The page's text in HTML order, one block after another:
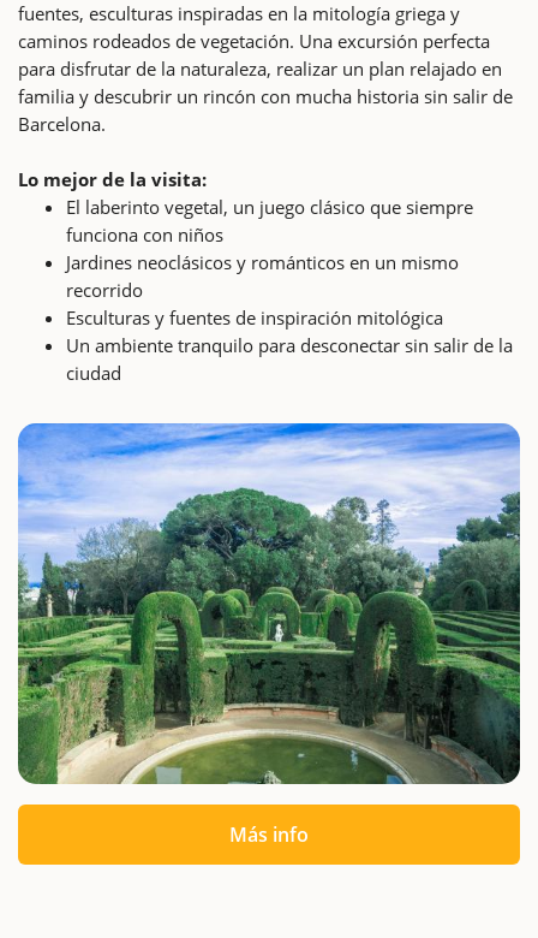
fuentes, esculturas inspiradas en la mitología griega y
caminos rodeados de vegetación. Una excursión perfecta
para disfrutar de la naturaleza, realizar un plan relajado en
familia y descubrir un rincón con mucha historia sin salir de
Barcelona.
Lo mejor de la visita:
El laberinto vegetal, un juego clásico que siempre
funciona con niños
Jardines neoclásicos y románticos en un mismo
recorrido
Esculturas y fuentes de inspiración mitológica
Un ambiente tranquilo para desconectar sin salir de la
ciudad
Más info